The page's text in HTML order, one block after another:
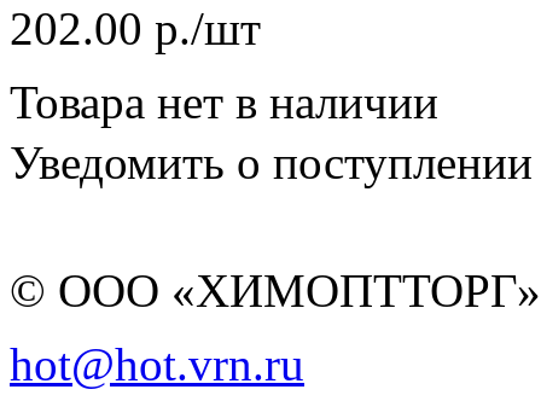
202.00 р./шт
Товара нет в наличии
Уведомить о поступлении
© ООО
hot@hot.vrn.ru